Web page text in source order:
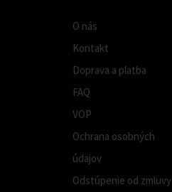
O nás
Kontakt
Doprava a platba
FAQ
VOP
Ochrana osobných
údajov
Odstúpenie od zmluvy